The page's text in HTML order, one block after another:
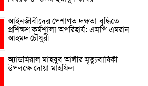
আইনজীবীদের পেশাগত দক্ষতা বৃদ্ধিতে
প্রশিক্ষণ কর্মশালা অপরিহার্য: এমপি এমরান
আহমদ চৌধুরী
অ্যাডমিরাল মাহবুব আলীর মৃত্যুবার্ষিকী
উপলক্ষে দোয়া মাহফিল